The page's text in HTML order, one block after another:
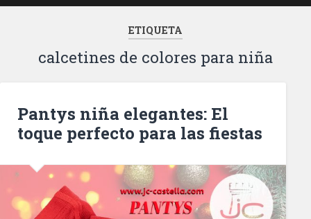
ETIQUETA
calcetines de colores para niña
Pantys niña elegantes: El
toque perfecto para las fiestas